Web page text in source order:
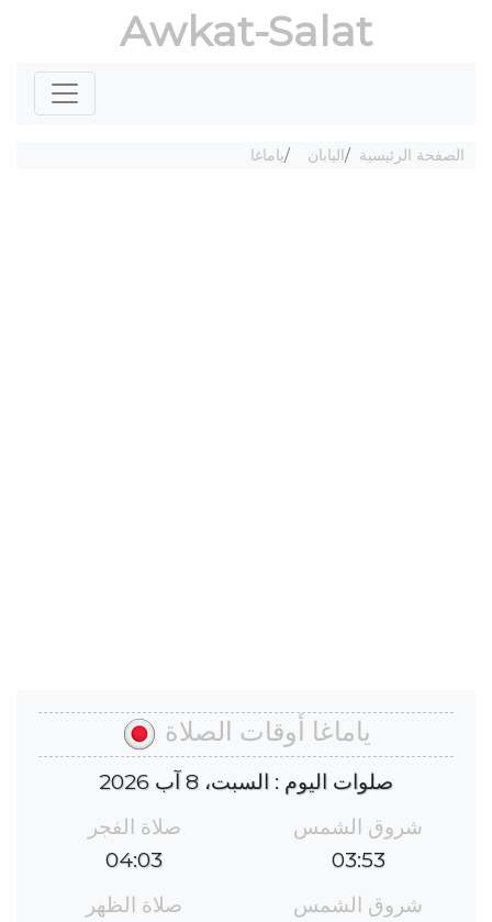
Awkat-Salat
الصفحة الرئيسية اليابان ياماغا
ياماغا أوقات الصلاة
صلوات اليوم : السبت، 8 آب 2026
شروق الشمس
03:53
صلاة الفجر
04:03
شروق الشمس
صلاة الظهر